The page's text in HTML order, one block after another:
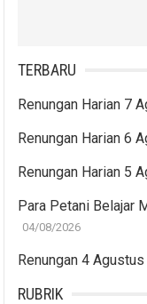
TERBARU
Renungan Harian 7
Renungan Harian 6
Renungan Harian 5
Para Petani Belajar
04/08/2026
Renungan 4
RUBRIK